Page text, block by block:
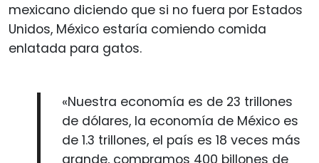
mexicano diciendo que si no fuera por Estados
Unidos, México estaría comiendo comida
enlatada para gatos.
«Nuestra economía es de 23 trillones
de dólares, la economía de México es
de 1.3 trillones, el país es 18 veces más
grande, compramos 400 billones de